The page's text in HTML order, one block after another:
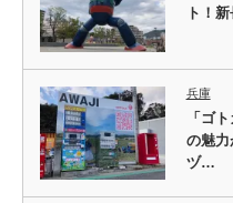
ト！
兵庫
「ゴ
の魅力
ヅ…